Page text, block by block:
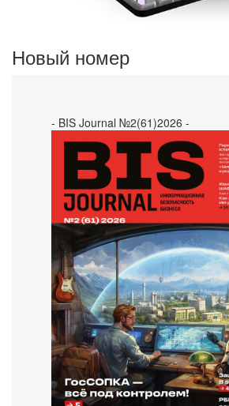
Новый номер
- BIS Journal №2(61)2026 -